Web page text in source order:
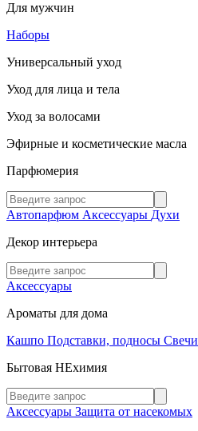
Для мужчин
Наборы
Универсальный уход
Уход для лица и тела
Уход за волосами
Эфирные и косметические масла
Парфюмерия
Автопарфюм Аксессуары Духи
Декор интерьера
Аксессуары
Ароматы для дома
Кашпо Подставки, подносы Свечи
Бытовая НЕхимия
Аксессуары Защита от насекомых